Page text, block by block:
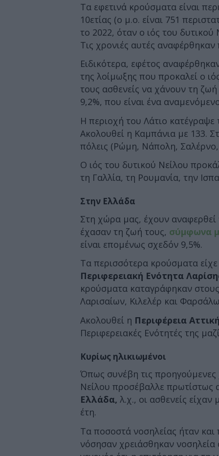
Τα εφετινά κρούσματα είναι
10ετίας (ο μ.ο. είναι 751
το 2022, όταν ο ιός του δυτικού
Τις χρονιές αυτές
Ειδικότερα, εφέτος
της λοίμωξης που προκαλεί ο
τους ασθενείς να χάνουν τη
9,2%, που είναι ένα
Η περιοχή του Λάτιο
Ακολουθεί η Καμπάνια με 133.
πόλεις (Ρώμη, Νάπολη, Σαλέρνο,
Ο ιός του δυτικού Νείλου
τη Γαλλία, τη Ρουμανία, την
Στην Ελλάδα
Στη χώρα μας, έχουν αναφερθεί
έχασαν τη ζωή τους, σύμφωνα
είναι επομένως σχεδόν 9,5%.
Τα περισσότερα κρούσματα
Περιφερειακή Ενότητα
κρούσματα καταγράφηκαν
Λαρισαίων, Κιλελέρ και
Ακολουθεί η Περιφέρεια
Περιφερειακές Ενότητές της
Κυρίως ηλικιωμένοι
Όπως συνέβη τις προηγούμενες
Νείλου προσέβαλλε πρωτίστως
Ελλάδα, λ.χ., οι ασθενείς είχαν
έτη.
Τα ποσοστά νοσηλείας ήταν
νόσησαν χρειάσθηκαν νοσηλεία